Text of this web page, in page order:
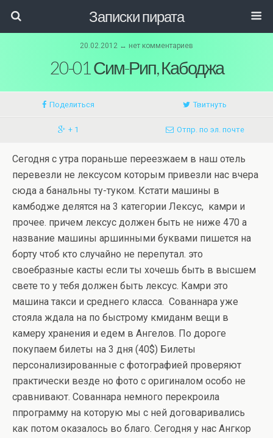
Записки пирата
20.02.2012 ↔ нет комментариев
20-01 Сим-Рип, Кабоджа
Поделиться Твитнуть
+ 1 Отпр. по эл. почте
Сегодня с утра пораньше переезжаем в наш отель
перевезли не лексусом которым привезли нас вчера
сюда а банальны ту-туком. Кстати машины в
камбодже делятся на 3 категории Лексус, камри и
прочее. причем лексус должен быть не ниже 470 а
название машины аршинными буквами пишется на
борту чтоб кто случайно не перепутал. это
своебразные касты если ты хочешь быть в высшем
свете то у тебя должен быть лексус. Камри это
машина такси и среднего класса. Сованнара уже
стояла ждала на по быстрому кмиданм вещи в
камеру хранения и едем в Ангелов. По дороге
покупаем билеты на 3 дня (40$) Билеты
персонализированные с фотографией проверяют
практически везде но фото с оригиналом особо не
сравнивают. Сованнара немного перекроила
ппрограмму на которую мы с ней договаривались
как потом оказалось во благо. Сегодня у нас Ангкор